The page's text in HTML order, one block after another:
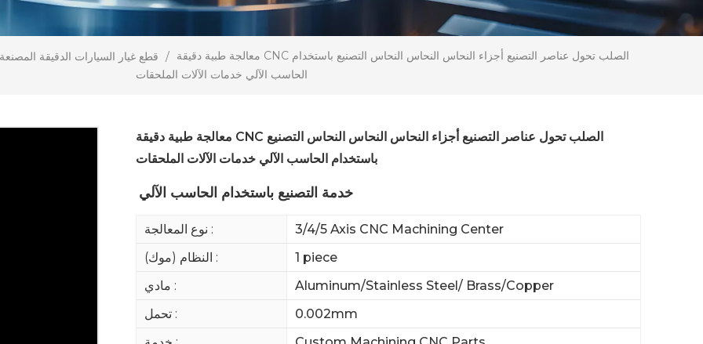
قطع غيار السيارات الدقيقة / معالجة طبية دقيقة CNC الصلب تحول عناصر التصنيع أجزاء النحاس النحاس النحاس التصنيع باستخدام
الحاسب الآلي خدمات الآلات الملحقات
معالجة طبية دقيقة CNC الصلب تحول عناصر التصنيع أجزاء النحاس النحاس النحاس التصنيع
باستخدام الحاسب الآلي خدمات الآلات الملحقات
خدمة التصنيع باستخدام الحاسب الآلي
نوع المعالجة :
3/4/5 Axis CNC Machining Center
النظام (موك) :
1 piece
مادي :
Aluminum/Stainless Steel/ Brass/Copper
تحمل :
0.002mm